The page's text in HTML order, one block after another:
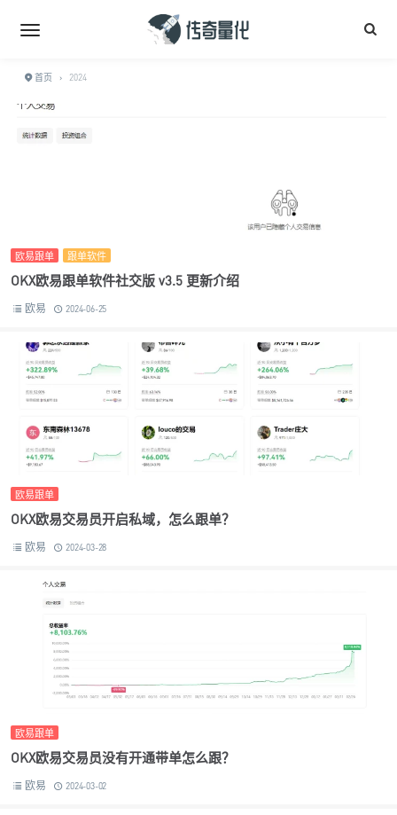
首页 › 2024
欧易跟单 跟单软件
OKX欧易跟单软件社交版 v3.5 更新介绍
欧易 2024-06-25
欧易跟单
OKX欧易交易员开启私域，怎么跟单？
欧易 2024-03-28
欧易跟单
OKX欧易交易员没有开通带单怎么跟？
欧易 2024-03-02